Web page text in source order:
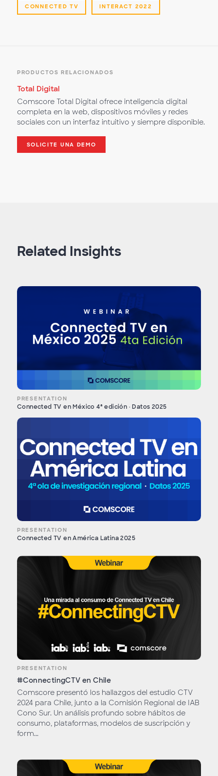
CONNECTED TV INTERACT 2022
PRODUCTOS RELACIONADOS
Total Digital
Comscore Total Digital ofrece inteligencia digital
completa en la web, dispositivos móviles y redes
sociales con un interfaz intuitivo y siempre disponible.
SOLICITE UNA DEMO
Related Insights
PRESENTATION
Connected TV en México 4ª edición · Datos 2025
PRESENTATION
Connected TV en América Latina 2025
PRESENTATION
#ConnectingCTV en Chile
Comscore presentó los hallazgos del estudio CTV
2024 para Chile, junto a la Comisión Regional de IAB
Cono Sur. Un análisis profundo sobre hábitos de
consumo, plataformas, modelos de suscripción y
form...